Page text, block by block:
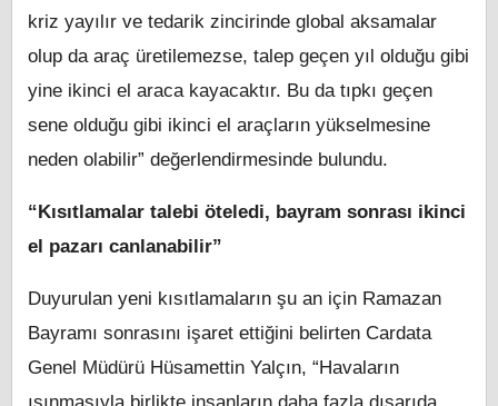
kriz yayılır ve tedarik zincirinde global aksamalar
olup da araç üretilemezse, talep geçen yıl olduğu gibi
yine ikinci el araca kayacaktır. Bu da tıpkı geçen
sene olduğu gibi ikinci el araçların yükselmesine
neden olabilir” değerlendirmesinde bulundu.
“Kısıtlamalar talebi öteledi, bayram sonrası ikinci
el pazarı canlanabilir”
Duyurulan yeni kısıtlamaların şu an için Ramazan
Bayramı sonrasını işaret ettiğini belirten Cardata
Genel Müdürü Hüsamettin Yalçın, “Havaların